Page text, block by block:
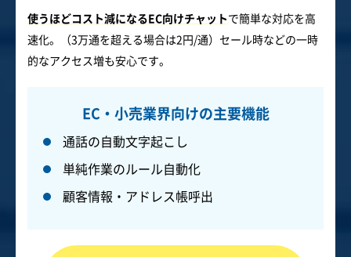
使うほどコスト減になるEC向けチャットで簡単な対応を高
速化。（3万通を超える場合は2円/通）セール時などの一時
的なアクセス増も安心です。
EC・小売業界向けの主要機能
通話の自動文字起こし
単純作業のルール自動化
顧客情報・アドレス帳呼出